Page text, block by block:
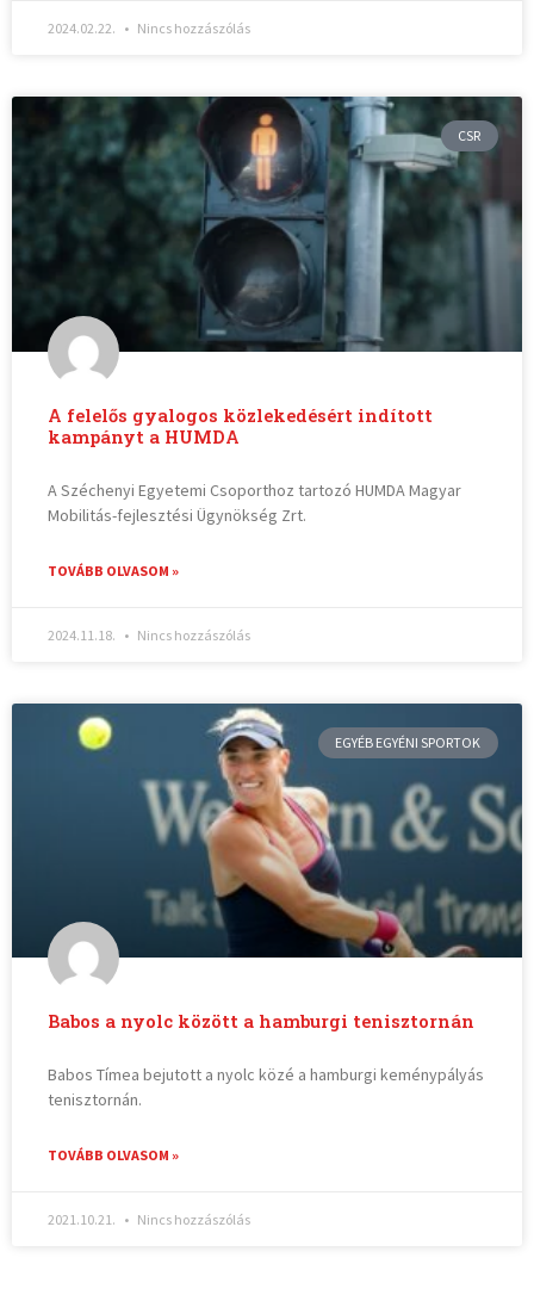
2024.02.22. Nincs hozzászólás
CSR
A felelős gyalogos közlekedésért indított
kampányt a HUMDA
A Széchenyi Egyetemi Csoporthoz tartozó HUMDA Magyar
Mobilitás-fejlesztési Ügynökség Zrt.
TOVÁBB OLVASOM »
2024.11.18. Nincs hozzászólás
EGYÉB EGYÉNI SPORTOK
Babos a nyolc között a hamburgi tenisztornán
Babos Tímea bejutott a nyolc közé a hamburgi keménypályás
tenisztornán.
TOVÁBB OLVASOM »
2021.10.21. Nincs hozzászólás